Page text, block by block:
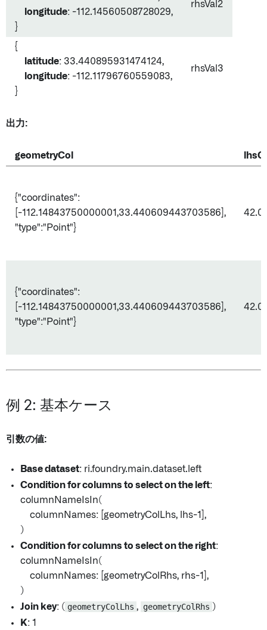
longitude: -112.14560508728029,
}
rhsVal2
{
latitude: 33.440895931474124,
longitude: -112.11796760559083,
}
rhsVal3
出力:
geometryCol
{"coordinates":
[-112.14843750000001,33.440609443703586],
"type":"Point"}
42.0
{"coordinates":
[-112.14843750000001,33.440609443703586],
"type":"Point"}
42.0
例 2: 基本ケース
引数の値:
Base dataset: ri.foundry.main.dataset.left
Condition for columns to select on the left:
columnNameIsIn(
columnNames: [geometryColLhs, lhs-1],
)
Condition for columns to select on the right:
columnNameIsIn(
columnNames: [geometryColRhs, rhs-1],
)
Join key: ( geometryColLhs , geometryColRhs )
K: 1